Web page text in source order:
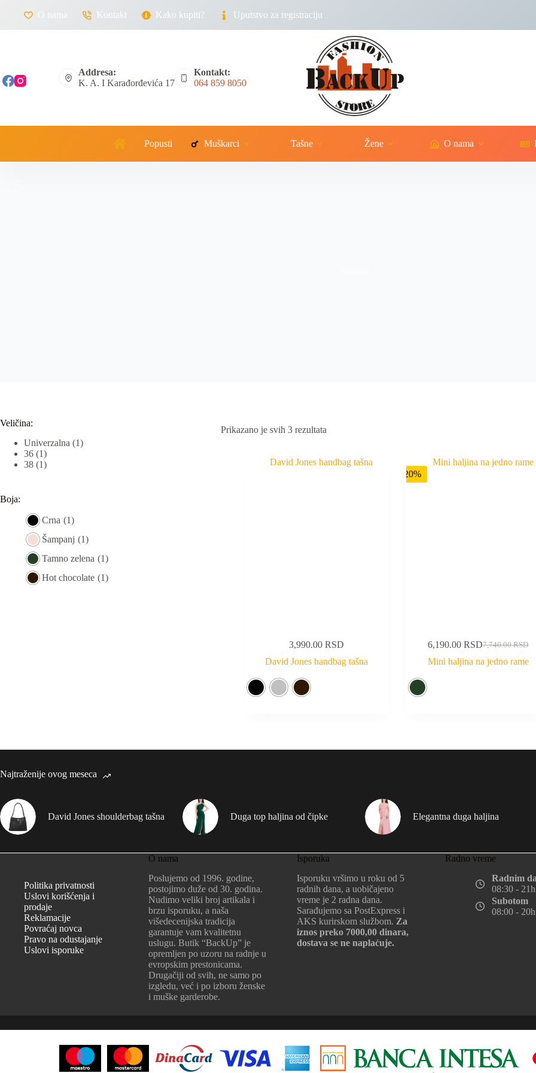
O nama Kontakt Kako kupiti? Uputstvo za registraciju
Addresa:
K. A. I Karađorđevića 17
Kontakt:
064 859 8050
Popusti Muškarci Tašne Žene O nama
Prikazano je svih 3 rezultata
3,990.00RSD
David Jones handbag tašna
-20%
7,740.00RSD
6,190.00RSD
Mini haljina na jedno rame
Veličina:
Univerzalna (1)
36 (1)
38 (1)
Boja:
Crna (1)
Šampanj (1)
Tamno zelena (1)
Hot chocolate (1)
Najtraženije ovog meseca
David Jones shoulderbag tašna Duga top haljina od čipke Elegantna duga haljina
Politika privatnosti
Uslovi korišćenja i
prodaje
Reklamacije
Povraćaj novca
Pravo na odustajanje
Uslovi isporuke
O nama
Poslujemo od 1996. godine,
postojimo duže od 30. godina.
Nudimo veliki broj artikala i
brzu isporuku, a naša
višedecenijska tradicija
garantuje vam kvalitetnu
uslugu. Butik “BackUp” je
opremljen po uzoru na radnje u
evropskim prestonicama.
Drugačiji od svih, ne samo po
izgledu, već i po izboru ženske
i muške garderobe.
Isporuka
Isporuku vršimo u roku od 5
radnih dana, a uobičajeno
vreme je 2 radna dana.
Sarađujemo sa PostExpress i
AKS kurirskom službom. Za
iznos preko 7000,00 dinara,
dostava se ne naplaćuje.
Radno vreme
Radnim
08:30 - 21h
Subotom
08:00 - 20h